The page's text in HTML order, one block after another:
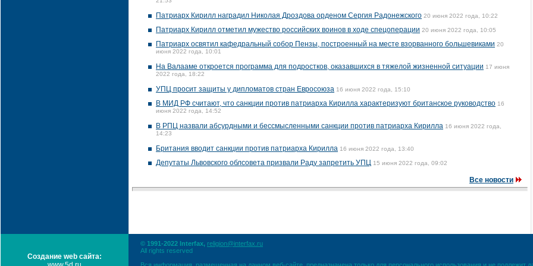
Патриарх Кирилл наградил Николая Дроздова орденом Сергия Радонежского 20 июня 2022 года, 10:22
Патриарх Кирилл отметил мужество российских воинов в ходе спецоперации 20 июня 2022 года, 10:05
Патриарх освятил кафедральный собор Пензы, построенный на месте взорванного большевиками 20
июня 2022 года, 10:01
На Валааме откроется программа для подростков, оказавшихся в тяжелой жизненной ситуации 17 июня
2022 года, 18:22
УПЦ просит защиты у дипломатов стран Евросоюза 16 июня 2022 года, 15:10
В МИД РФ считают, что санкции против патриарха Кирилла характеризуют британское руководство 16
июня 2022 года, 14:52
В РПЦ назвали абсурдными и бессмысленными санкции против патриарха Кирилла 16 июня 2022 года,
14:23
Британия вводит санкции против патриарха Кирилла 16 июня 2022 года, 13:40
Депутаты Львовского облсовета призвали Раду запретить УПЦ 15 июня 2022 года, 09:02
Все новости
Создание web сайта:
© 1991-2022 Interfax, religion@interfax.ru
All rights reserved